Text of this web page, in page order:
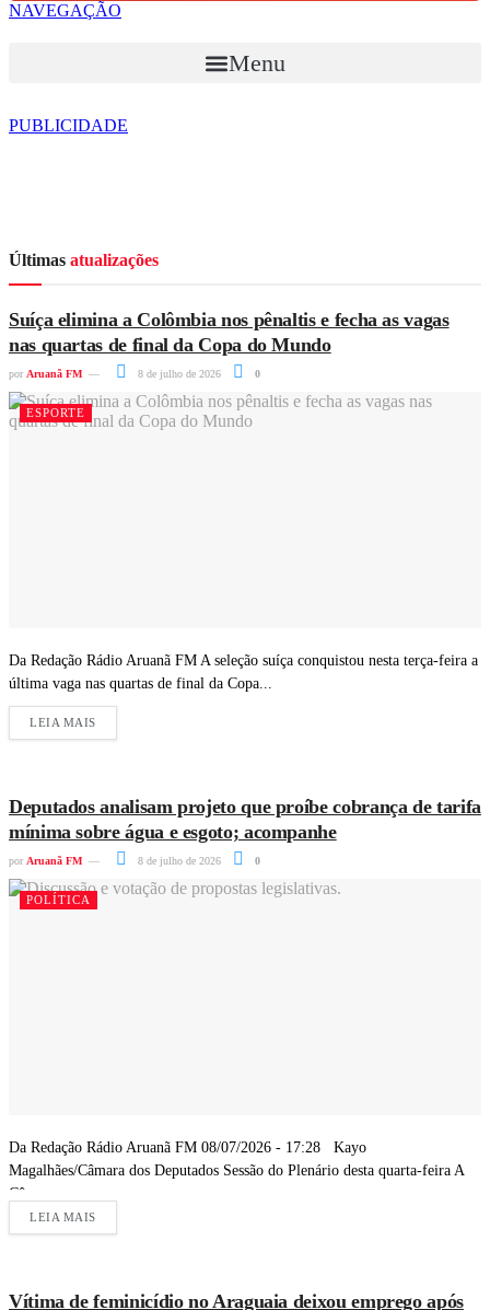
NAVEGAÇÃO
Menu
PUBLICIDADE
Últimas atualizações
Suíça elimina a Colômbia nos pênaltis e fecha as vagas
nas quartas de final da Copa do Mundo
por Aruanã FM 8 de julho de 2026 0
ESPORTE
Da Redação Rádio Aruanã FM A seleção suíça conquistou nesta terça-feira a
última vaga nas quartas de final da Copa...
LEIA MAIS
Deputados analisam projeto que proíbe cobrança de tarifa
mínima sobre água e esgoto; acompanhe
por Aruanã FM 8 de julho de 2026 0
POLÍTICA
Da Redação Rádio Aruanã FM 08/07/2026 - 17:28 Kayo
Magalhães/Câmara dos Deputados Sessão do Plenário desta quarta-feira A
Câmara...
LEIA MAIS
Vítima de feminicídio no Araguaia deixou emprego após